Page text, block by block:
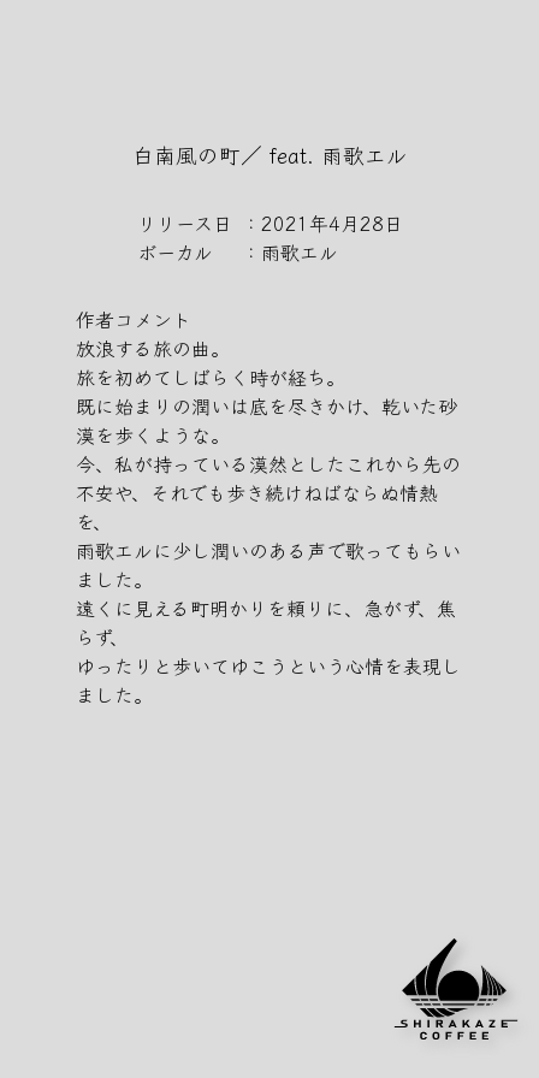
白南風の町／ feat. 雨歌エル
リリース日
：2021年4月28日
ボーカル
：雨歌エル
作者コメント
放浪する旅の曲。
旅を初めてしばらく時が経ち。
既に始まりの潤いは底を尽きかけ、乾いた砂
漠を歩くような。
今、私が持っている漠然としたこれから先の
不安や、それでも歩き続けねばならぬ情熱
を、
雨歌エルに少し潤いのある声で歌ってもらい
ました。
遠くに見える町明かりを頼りに、急がず、焦
らず、
ゆったりと歩いてゆこうという心情を表現し
ました。